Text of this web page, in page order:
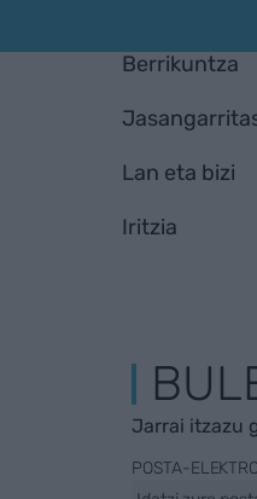
Berrikuntza
Lan eta bizi
Iritzia
Jarrai itzazu
POSTA-